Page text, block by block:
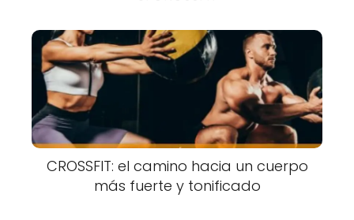
CROSSFIT: el camino hacia un cuerpo
más fuerte y tonificado